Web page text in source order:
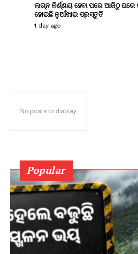
ଲଗ୍ନ ନିର୍ଣ୍ଣୟ ହେବା ପରେ ଆଜିଠୁ
ହୋଇଛି ନୁଆଁଖାଇ ପ୍ରସ୍ତୁତି
1 day ago
No posts to display
Popular